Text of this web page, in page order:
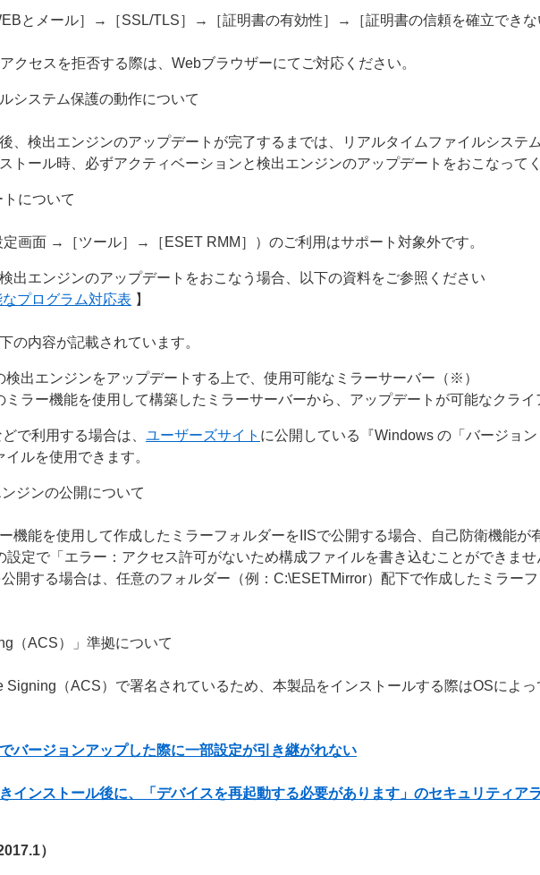
とメール］→［SSL/TLS］→［証明書の有効性］→［証明書の信頼を確立できな
クセスを拒否する際は、Webブラウザーにてご対応ください。
システム保護の動作について
、検出エンジンのアップデートが完了するまでは、リアルタイムファイルシステ
トール時、必ずアクティベーションと検出エンジンのアップデートをおこなってく
について
定画面 →［ツール］→［ESET RMM］）のご利用はサポート対象外です。
出エンジンのアップデートをおこなう場合、以下の資料をご参照ください
プログラム対応表 】
の内容が記載されています。
検出エンジンをアップデートする上で、使用可能なミラーサーバー（※）
ミラー機能を使用して構築したミラーサーバーから、アップデートが可能なクライ
で利用する場合は、 ユーザーズサイト に公開している『Windows の「バージョ
ルを使用できます。
ジンの公開について
機能を使用して作成したミラーフォルダーをIISで公開する場合、自己防衛機能
設定で「エラー：アクセス許可がないため構成ファイルを書き込むことができませ
公開する場合は、任意のフォルダー（例：C:\ESETMirror）配下で作成したミラー
（ACS）」準拠について
Signing（ACS）で署名されているため、本製品をインストールする際はOSによ
バージョンアップした際に一部設定が引き継がれない
インストール後に、「デバイスを再起動する必要があります」のセキュリティア
）